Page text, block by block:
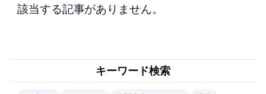
該当する記事がありません。
キーワード検索